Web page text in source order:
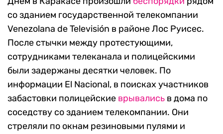
со зданием государственной телекомпании
Venezolana de Televisión в районе Лос Руисес.
После стычки между протестующими,
сотрудниками телеканала и полицейскими
были задержаны десятки человек. По
информации El Nacional, в поисках участников
забастовки полицейские врывались в дома по
соседству со зданием телекомпании. Они
стреляли по окнам резиновыми пулями и